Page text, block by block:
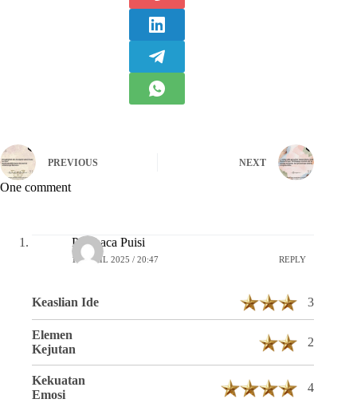
PREVIOUS NEXT
One comment
Pembaca Puisi
16 APRIL 2025 / 20:47 REPLY
Keaslian Ide 3
Elemen
Kejutan
2
Kekuatan
Emosi
4